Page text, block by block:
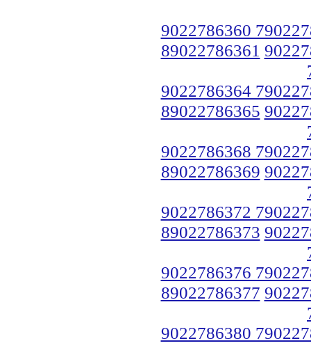
9022786360
89022786361
9022786364
89022786365
9022786368
89022786369
9022786372
89022786373
9022786376
89022786377
9022786380